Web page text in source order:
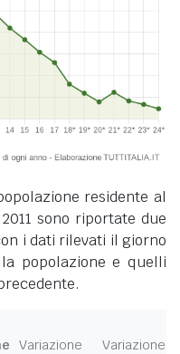
residente al
sono riportate due
i dati rilevati il giorno
popolazione e quelli
Variazione
Variazione